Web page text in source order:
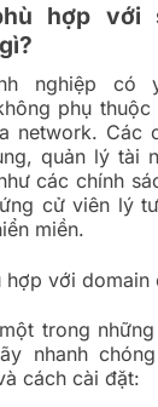
hợp với
nghiệp có
phụ
network. Các
quản lý tài
các chính
cử viên lý
miền.
trong
nhanh
cách cài đặt: